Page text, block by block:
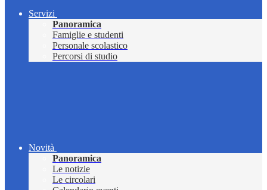
Servizi
Panoramica
Famiglie e studenti
Personale scolastico
Percorsi di studio
Novità
Panoramica
Le notizie
Le circolari